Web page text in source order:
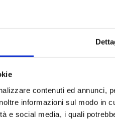
contenuti ed annunci,
informazioni sul modo in
e social media, i quali
8
Palma de mallorca, Barcellona,
2026
12/08/2026
19/